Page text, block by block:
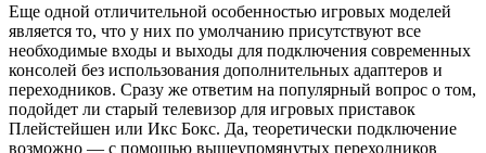
Еще одной отличительной особенностью игровых моделей
является то, что у них по умолчанию присутствуют все
необходимые входы и выходы для подключения современных
консолей без использования дополнительных адаптеров и
переходников. Сразу же ответим на популярный вопрос о том,
подойдет ли старый телевизор для игровых приставок
Плейстейшен или Икс Бокс. Да, теоретически подключение
возможно — с помощью вышеупомянутых переходников